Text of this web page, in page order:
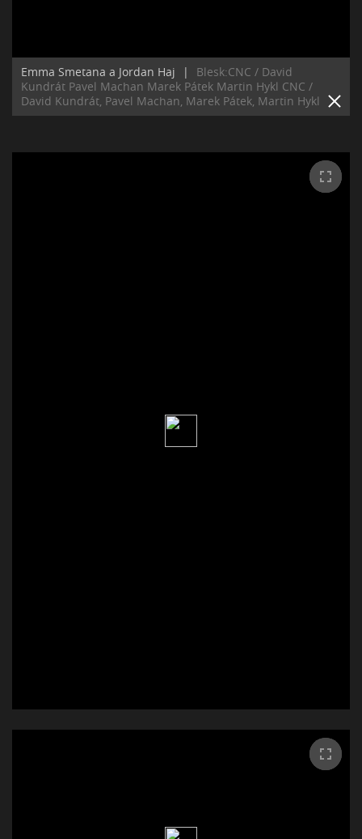
Emma Smetana a Jordan Haj |
Blesk:CNC / David
Kundrát Pavel Machan Marek Pátek Martin Hykl CNC /
David Kundrát, Pavel Machan, Marek Pátek, Martin Hykl